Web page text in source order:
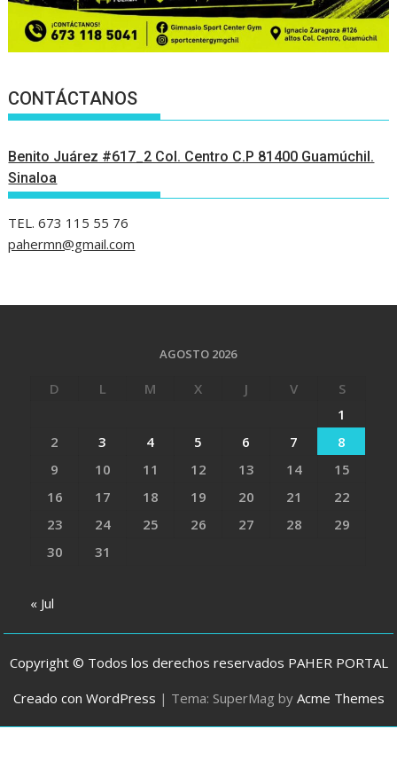
CONTÁCTANOS
Benito Juárez #617_2 Col. Centro C.P 81400 Guamúchil.
Sinaloa
TEL. 673 115 55 76
pahermn@gmail.com
AGOSTO 2026
D L M X J V
S
1
2
3 4 5 6 7
8
9
10 11 12 13 14
15
16
17 18 19 20 21
22
23
24 25 26 27 28
29
30
31
« Jul
Copyright © Todos los derechos reservados PAHER PORTAL
Creado con WordPress | Tema: SuperMag by Acme Themes